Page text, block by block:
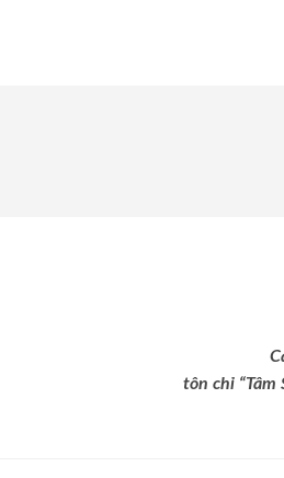
tôn chỉ “Tâm